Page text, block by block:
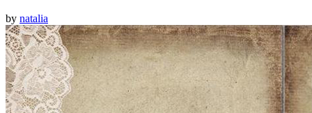
by natalia